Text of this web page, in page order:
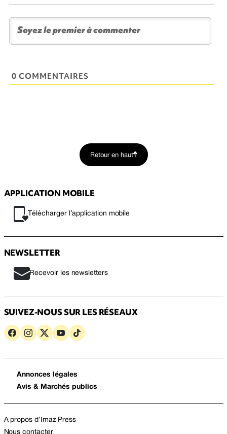
0 COMMENTAIRES
Retour en haut
APPLICATION MOBILE
Télécharger l’application mobile
NEWSLETTER
Recevoir les newsletters
SUIVEZ-NOUS SUR LES RÉSEAUX
Annonces légales
Avis & Marchés publics
A propos d’Imaz Press
Nous contacter